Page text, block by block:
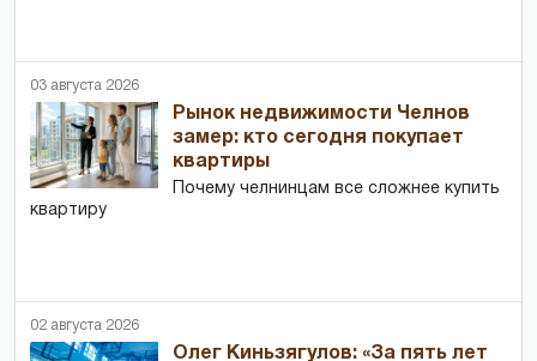
03 августа 2026
Рынок недвижимости Челнов
замер: кто сегодня покупает
квартиры
Почему челнинцам все сложнее купить
квартиру
02 августа 2026
Олег Киньзягулов: «За пять лет